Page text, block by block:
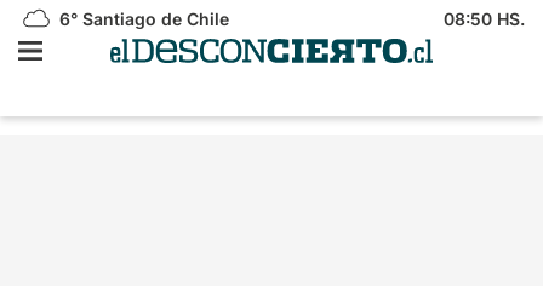
6° Santiago de Chile 08:50 HS.